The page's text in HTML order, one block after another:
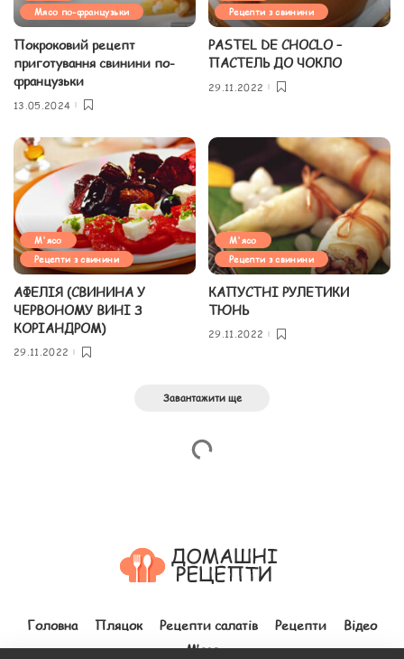
Мясо по-французьки
Покроковий рецепт
приготування свинини по-
французьки
13.05.2024
Рецепти з свинини
PASTEL DE CHOCLO –
ПАСТЕЛЬ ДО ЧОКЛО
29.11.2022
М'ясо
Рецепти з свинини
АФЕЛІЯ (СВИНИНА У
ЧЕРВОНОМУ ВИНІ З
КОРІАНДРОМ)
29.11.2022
М'ясо
Рецепти з свинини
КАПУСТНІ РУЛЕТИКИ
ТЮНЬ
29.11.2022
Завантажити ще
Головна Пляцок Рецепти салатів Рецепти
Відео
М’ясо